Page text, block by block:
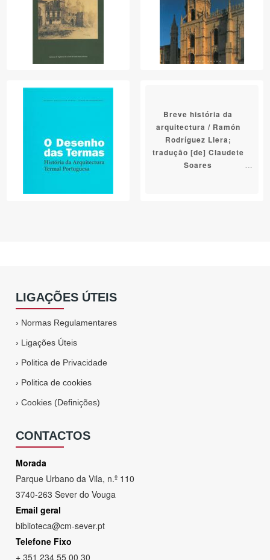
Breve história da
arquitectura / Ramón
Rodríguez Llera;
tradução [de] Claudete
Soares
LIGAÇÕES ÚTEIS
› Normas Regulamentares
› Ligações Úteis
› Politica de Privacidade
› Politica de cookies
›Cookies (Definições)
CONTACTOS
Morada
Parque Urbano da Vila, n.º 110
3740-263 Sever do Vouga
Email geral
biblioteca@cm-sever.pt
Telefone Fixo
+ 351 234 55 00 30